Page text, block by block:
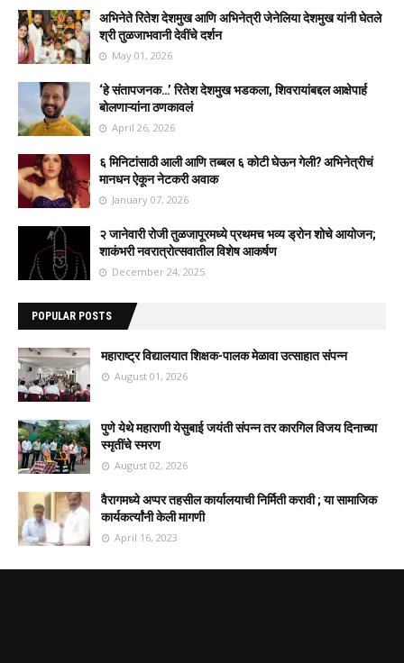
अभिनेते रितेश देशमुख आणि अभिनेत्री जेनेलिया देशमुख यांनी घेतले
श्री तुळजाभवानी देवींचे दर्शन
May 01, 2026
‘हे संतापजनक…’ रितेश देशमुख भडकला, शिवरायांबद्दल आक्षेपार्ह
बोलणाऱ्यांना ठणकावलं
April 26, 2026
६ मिनिटांसाठी आली आणि तब्बल ६ कोटी घेऊन गेली? अभिनेत्रीचं
मानधन ऐकून नेटकरी अवाक
January 07, 2026
२ जानेवारी रोजी तुळजापूरमध्ये प्रथमच भव्य ड्रोन शोचे आयोजन;
शाकंभरी नवरात्रोत्सवातील विशेष आकर्षण
December 24, 2025
POPULAR POSTS
महाराष्ट्र विद्यालयात शिक्षक-पालक मेळावा उत्साहात संपन्न
August 01, 2026
पुणे येथे महाराणी येसुबाई जयंती संपन्न तर कारगिल विजय दिनाच्या
स्मृतींचे स्मरण
August 02, 2026
वैरागमध्ये अप्पर तहसील कार्यालयाची निर्मिती करावी ; या सामाजिक
कार्यकर्त्यांनी केली मागणी
April 16, 2023